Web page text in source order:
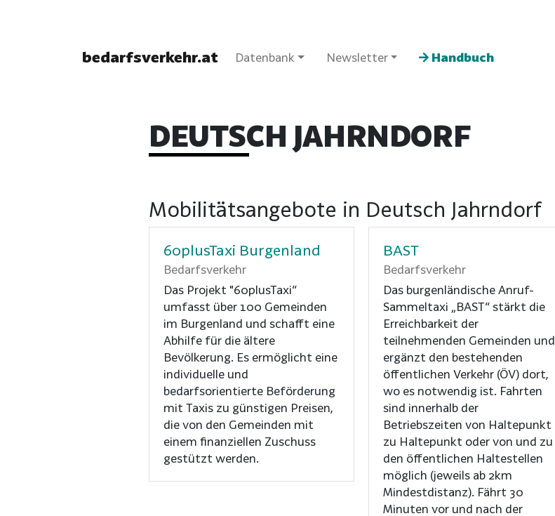
bedarfsverkehr.at Datenbank Newsletter Handbuch
DEUTSCH JAHRNDORF
Mobilitätsangebote in Deutsch Jahrndorf
60plusTaxi Burgenland
Bedarfsverkehr
Das Projekt "60plusTaxi“
umfasst über 100 Gemeinden
im Burgenland und schafft eine
Abhilfe für die ältere
Bevölkerung. Es ermöglicht eine
individuelle und
bedarfsorientierte Beförderung
mit Taxis zu günstigen Preisen,
die von den Gemeinden mit
einem finanziellen Zuschuss
gestützt werden.
BAST
Bedarfsverkehr
Das burgenländische Anruf-
Sammeltaxi „BAST“ stärkt die
Erreichbarkeit der
teilnehmenden Gemeinden und
ergänzt den bestehenden
öffentlichen Verkehr (ÖV) dort,
wo es notwendig ist. Fahrten
sind innerhalb der
Betriebszeiten von Haltepunkt
zu Haltepunkt oder von und zu
den öffentlichen Haltestellen
möglich (jeweils ab 2km
Mindestdistanz). Fährt 30
Minuten vor und nach der